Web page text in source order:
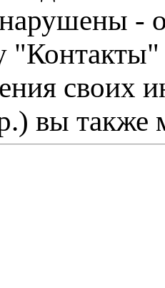
-
"Контакты"
своих
вы также